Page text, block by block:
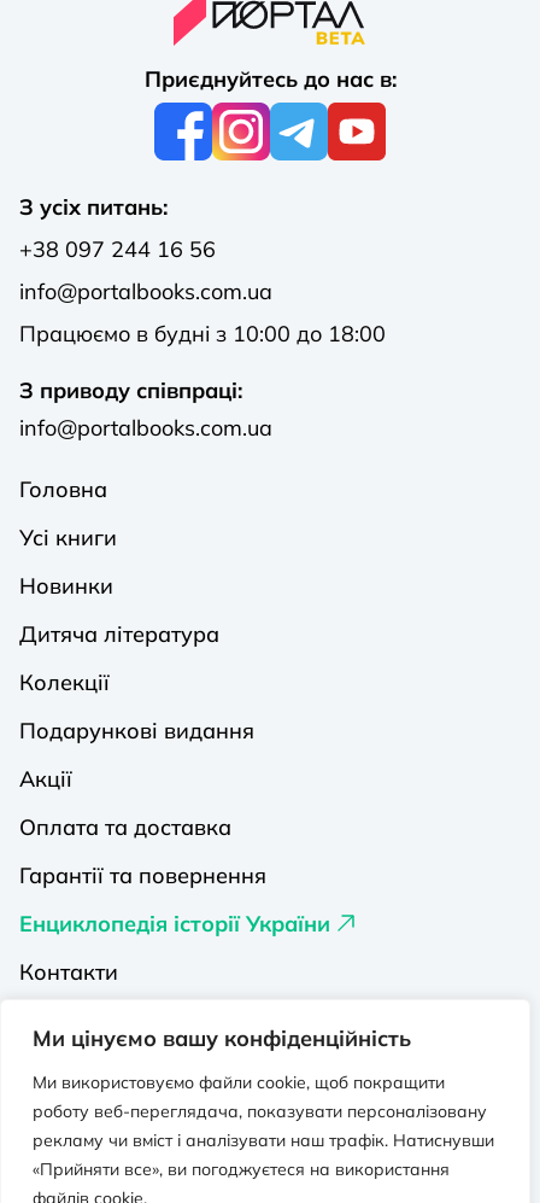
Ми цінуємо вашу конфіденційність
Ми використовуємо файли cookie, щоб покращити
роботу веб-переглядача, показувати персоналізовану
рекламу чи вміст і аналізувати наш трафік. Натиснувши
«Прийняти все», ви погоджуєтеся на використання
файлів cookie.
Приєднуйтесь до нас в:
З усіх питань:
+38 097 244 16 56
info@portalbooks.com.ua
Працюємо в будні з 10:00 до 18:00
З приводу співпраці:
info@portalbooks.com.ua
Головна
Усі книги
Новинки
Дитяча література
Колекції
Подарункові видання
Акції
Оплата та доставка
Гарантії та повернення
Енциклопедія історії України
Контакти
Видавництва на Порталі
Політика конфіденційності
Публічна оферта